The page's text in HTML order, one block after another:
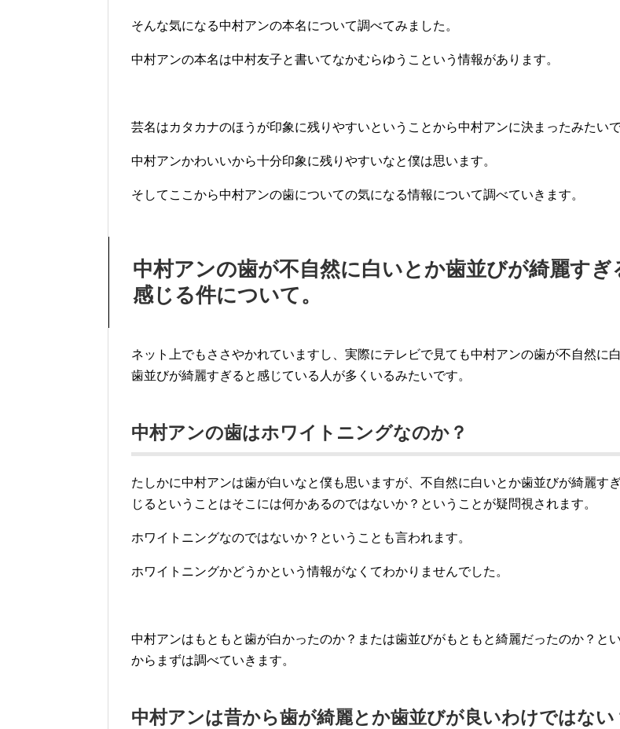
そんな気になる中村アンの本名について調べてみました。
中村アンの本名は中村友子と書いてなかむらゆうこという情報があります。
芸名はカタカナのほうが印象に残りやすいということから中村アンに決まったみたいで
中村アンかわいいから十分印象に残りやすいなと僕は思います。
そしてここから中村アンの歯についての気になる情報について調べていきます。
中村アンの歯が不自然に白いとか歯並びが綺麗すぎ
感じる件について。
ネット上でもささやかれていますし、実際にテレビで見ても中村アンの歯が不自然に
歯並びが綺麗すぎると感じている人が多くいるみたいです。
中村アンの歯はホワイトニングなのか？
たしかに中村アンは歯が白いなと僕も思いますが、不自然に白いとか歯並びが綺麗す
じるということはそこには何かあるのではないか？ということが疑問視されます。
ホワイトニングなのではないか？ということも言われます。
ホワイトニングかどうかという情報がなくてわかりませんでした。
中村アンはもともと歯が白かったのか？または歯並びがもともと綺麗だったのか？と
からまずは調べていきます。
中村アンは昔から歯が綺麗とか歯並びが良いわけではない